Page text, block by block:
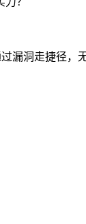
洞走捷径，